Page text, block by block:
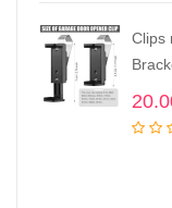
Clips